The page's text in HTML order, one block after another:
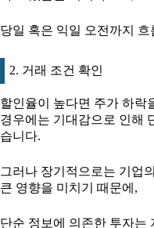
당일 혹은 익일 오전까지
2. 거래 조건 확인
할인율이 높다면 주가 하락
경우에는 기대감으로 인해
습니다.
그러나 장기적으로는 기업
큰 영향을 미치기 때문에,
단순 정보에 의존한 투자는